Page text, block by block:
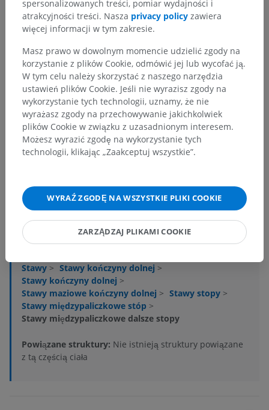
Hierarchia anatomiczna
Anatomia człowieka 2
Stawy > Stawy kończyny dolnej >
Stawy kończyny dolnej >
Stawy maziowe kończyny dolnej > Stawy stopy >
Stawy międzypaliczkowe stóp >
Stawy międzypaliczkowe dalsze stopy
Powiązane struktury: Nie istnieją struktury powiązane
z tą częścią ciała
spersonalizowanych treści, pomiar wydajności i
atrakcyjności treści. Nasza privacy policy zawiera
więcej informacji w tym zakresie.
Masz prawo w dowolnym momencie udzielić zgody na
korzystanie z plików Cookie, odmówić jej lub wycofać ją.
W tym celu należy skorzystać z naszego narzędzia
ustawień plików Cookie. Jeśli nie wyrazisz zgody na
wykorzystanie tych technologii, uznamy, że nie
wyrażasz zgody na przechowywanie jakichkolwiek
plików Cookie w związku z uzasadnionym interesem.
Możesz wyrazić zgodę na wykorzystanie tych
technologii, klikając „Zaakceptuj wszystkie”.
WYRAŹ ZGODĘ NA WSZYSTKIE PLIKI COOKIE
ZARZĄDZAJ PLIKAMI COOKIE